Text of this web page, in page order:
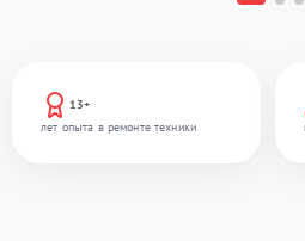
13+
лет опыта в ремонте техники